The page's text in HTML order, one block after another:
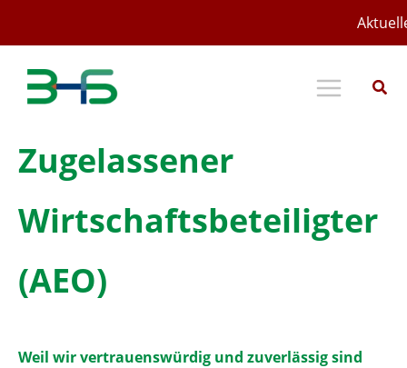
springen
Zugelassener
Wirtschaftsbeteiligter
(AEO)
Weil wir vertrauenswürdig und zuverlässig sind